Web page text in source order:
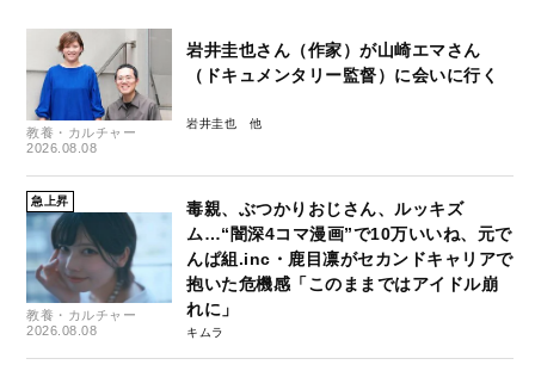
教養・カルチャー
2026.08.08
岩井圭也さん（作家）が山崎エマさん
（ドキュメンタリー監督）に会いに行く
岩井圭也
急上昇
教養・カルチャー
2026.08.08
毒親、ぶつかりおじさん、ルッキズ
ム…“闇深4コマ漫画”で10万いいね、元で
んぱ組.inc・鹿目凛がセカンドキャリアで
抱いた危機感「このままではアイドル崩
れに」
キムラ